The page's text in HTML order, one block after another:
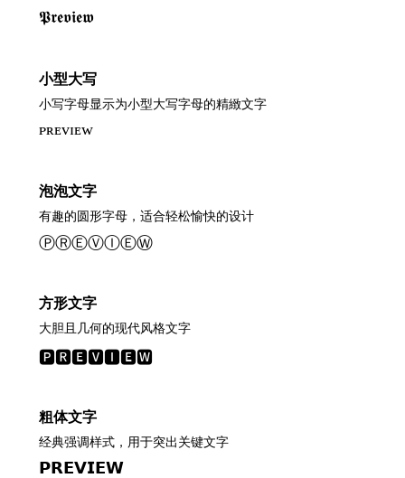
𝕻𝖗𝖊𝖛𝖎𝖊𝖜
小型大写
小写字母显示为小型大写字母的精緻文字
ᴘʀᴇᴠɪᴇᴡ
泡泡文字
有趣的圆形字母，适合轻松愉快的设计
ⓅⓇⒺⓋⒾⒺⓌ
方形文字
大胆且几何的现代风格文字
🅿🆁🅴🆅🅸🅴🆆
粗体文字
经典强调样式，用于突出关键文字
𝗣𝗥𝗘𝗩𝗜𝗘𝗪